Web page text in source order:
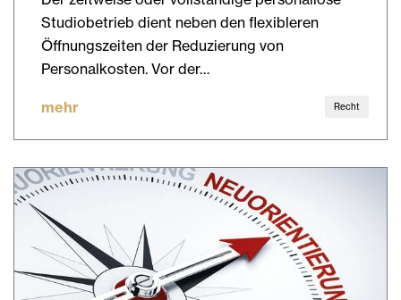
Studiobetrieb dient neben den flexibleren
Öffnungszeiten der Reduzierung von
Personalkosten. Vor der…
mehr Recht